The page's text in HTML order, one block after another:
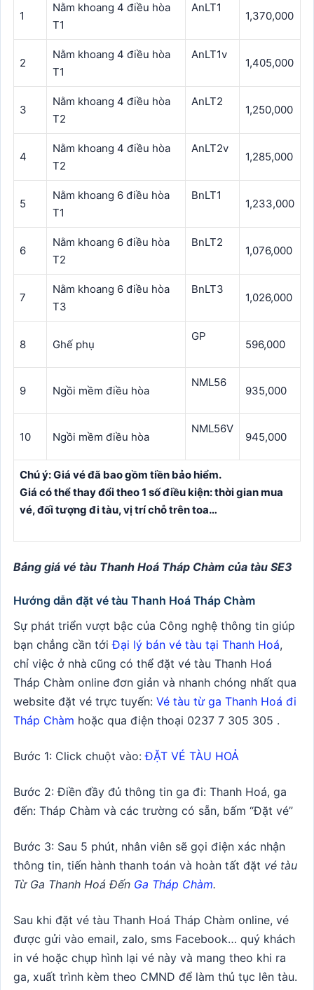
1
Nằm khoang 4 điều hòa
T1
AnLT1
1,370,000
2
Nằm khoang 4 điều hòa
T1
AnLT1v
1,405,000
3
Nằm khoang 4 điều hòa
T2
AnLT2
1,250,000
4
Nằm khoang 4 điều hòa
T2
AnLT2v
1,285,000
5
Nằm khoang 6 điều hòa
T1
BnLT1
1,233,000
6
Nằm khoang 6 điều hòa
T2
BnLT2
1,076,000
7
Nằm khoang 6 điều hòa
T3
BnLT3
1,026,000
8 Ghế phụ
GP
596,000
9 Ngồi mềm điều hòa
NML56
935,000
10 Ngồi mềm điều hòa
NML56V
945,000
Chú ý: Giá vé đã bao gồm tiền bảo hiểm.
Giá có thể thay đổi theo 1 số điều kiện: thời gian mua
vé, đối tượng đi tàu, vị trí chỗ trên toa…
Bảng giá vé tàu Thanh Hoá Tháp Chàm của tàu SE3
Hướng dẫn đặt vé tàu Thanh Hoá Tháp Chàm
Sự phát triển vượt bậc của Công nghệ thông tin giúp
bạn chẳng cần tớiĐại lý bán vé tàu tại Thanh Hoá,
chỉ việc ở nhà cũng có thể đặt vé tàu Thanh Hoá
Tháp Chàm online đơn giản và nhanh chóng nhất qua
website đặt vé trực tuyến: Vé tàu từ ga Thanh Hoá đi
Tháp Chàm hoặc qua điện thoại 0237 7 305 305 .
Bước 1: Click chuột vào:ĐẶT VÉ TÀU HOẢ
Bước 2: Điền đầy đủ thông tin ga đi: Thanh Hoá, ga
đến: Tháp Chàm và các trường có sẵn, bấm “Đặt vé”
Bước 3: Sau 5 phút, nhân viên sẽ gọi điện xác nhận
thông tin, tiến hành thanh toán và hoàn tất đặt vé tàu
Từ Ga Thanh Hoá Đến Ga Tháp Chàm.
Sau khi đặt vé tàu Thanh Hoá Tháp Chàm online, vé
được gửi vào email, zalo, sms Facebook… quý khách
in vé hoặc chụp hình lại vé này và mang theo khi ra
ga, xuất trình kèm theo CMND để làm thủ tục lên tàu.